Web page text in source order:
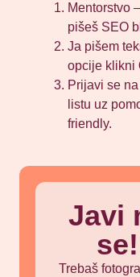
Mentorstvo
pišeš SEO
Ja pišem
opcije klikni
Prijavi se na
listu uz
friendly.
Javi
se!
Trebaš